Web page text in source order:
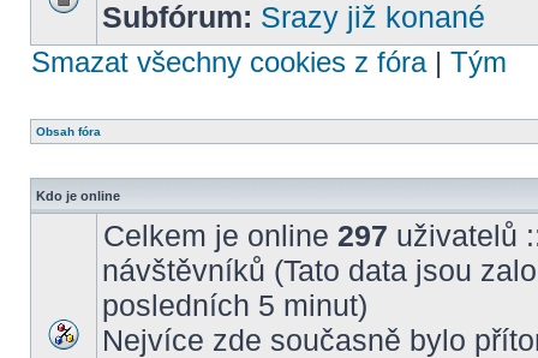
Subfórum: Srazy již konané
Smazat všechny cookies z fóra| Tým
Obsah fóra
Kdo je online
Celkem je online 297 uživatelů
návštěvníků (Tato data jsou
posledních 5 minut)
Nejvíce zde současně bylo